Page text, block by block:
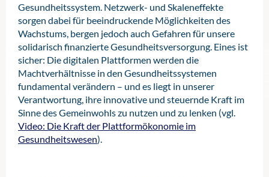
Gesundheitssystem. Netzwerk- und Skaleneffekte
sorgen dabei für beeindruckende Möglichkeiten des
Wachstums, bergen jedoch auch Gefahren für unsere
solidarisch finanzierte Gesundheitsversorgung. Eines ist
sicher: Die digitalen Plattformen werden die
Machtverhältnisse in den Gesundheitssystemen
fundamental verändern – und es liegt in unserer
Verantwortung, ihre innovative und steuernde Kraft im
Sinne des Gemeinwohls zu nutzen und zu lenken (vgl.
Video: Die Kraft der Plattformökonomie im
Gesundheitswesen).